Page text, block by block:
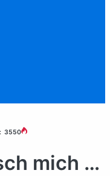
3550
mich …